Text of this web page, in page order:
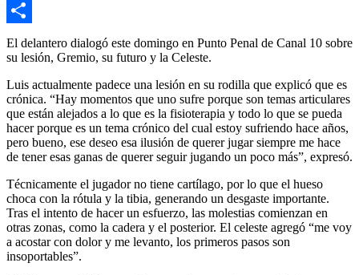
Email
Compartir
El delantero dialogó este domingo en Punto Penal de Canal 10 sobre
su lesión, Gremio, su futuro y la Celeste.
Luis actualmente padece una lesión en su rodilla que explicó que es
crónica. “Hay momentos que uno sufre porque son temas articulares
que están alejados a lo que es la fisioterapia y todo lo que se pueda
hacer porque es un tema crónico del cual estoy sufriendo hace años,
pero bueno, ese deseo esa ilusión de querer jugar siempre me hace
de tener esas ganas de querer seguir jugando un poco más”, expresó.
Técnicamente el jugador no tiene cartílago, por lo que el hueso
choca con la rótula y la tibia, generando un desgaste importante.
Tras el intento de hacer un esfuerzo, las molestias comienzan en
otras zonas, como la cadera y el posterior. El celeste agregó “me voy
a acostar con dolor y me levanto, los primeros pasos son
insoportables”.